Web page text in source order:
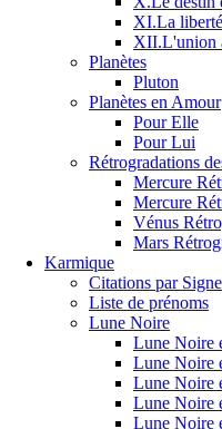
XI.La
XII.L'union
Planètes
Pluton
Planètes en Amour
Pour Elle
Pour Lui
Rétrogradations
Mercure
Mercure
Vénus
Mars
Karmique
Citations par Signe
Liste de prénoms
Lune Noire
Lune Noire
Lune Noire
Lune Noire
Lune Noire
Lune Noire